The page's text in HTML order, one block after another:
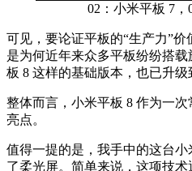
02：小米平板 7，
可见，要论证平板的“生产力”
是为何近年来众多平板纷纷搭
板 8 这样的基础版本，也已升级
整体而言，小米平板 8 作为一
亮点。
值得一提的是，我手中的这台
了柔光屏。简单来说，这项技